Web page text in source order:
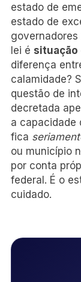
estado de
estado de
lei é situação
diferença
calamidade?
questão de
decretada
a capacidade
fica
ou município
por conta
federal. É o
cuidado.